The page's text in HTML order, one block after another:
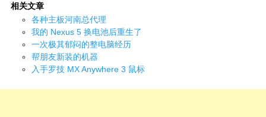
相关文章
各种主板河南总代理
我的 Nexus 5 换电池后重生了
一次极其郁闷的整电脑经历
帮朋友新装的机器
入手罗技 MX Anywhere 3 鼠标